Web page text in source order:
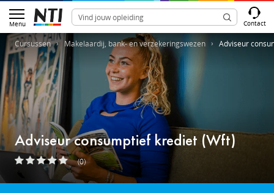
Menu Contact
Cursussen Makelaardij, bank- en verzekeringswezen Adviseur
Adviseur consumptief krediet (Wft)
(0)